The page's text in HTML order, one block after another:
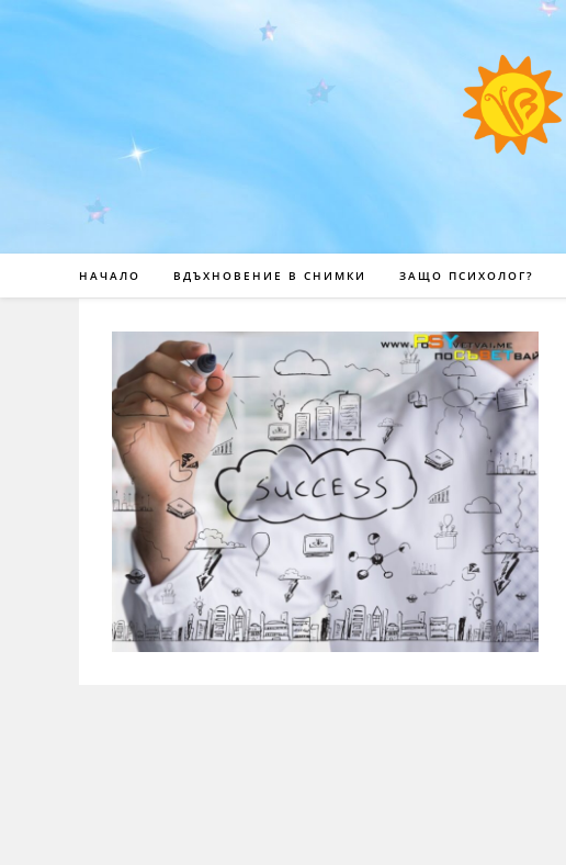
НАЧАЛО ВДЪХНОВЕНИЕ В СНИМКИ ЗАЩО ПСИХОЛОГ?